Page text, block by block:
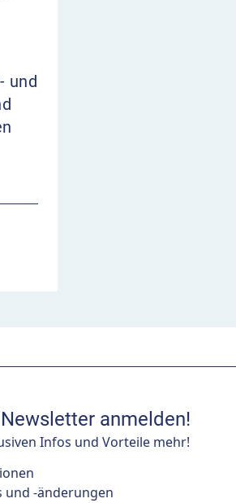
und
anmelden!
Infos und Vorteile mehr!
-änderungen